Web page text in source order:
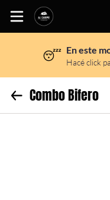
Inicio
Sitio web
😴 En este
Hacé click
Combo Bifero